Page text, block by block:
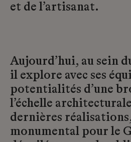
et de l’artisanat.
Aujourd’hui, au sein
il explore avec ses
potentialités d’une
l’échelle
dernières
monumental pour le